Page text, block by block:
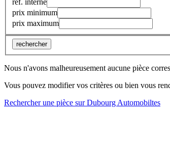
prix minimum
prix maximum
rechercher
Nous n'avons malheureusement aucune pièce
Vous pouvez modifier vos critères ou bien vous
Rechercher une pièce sur Dubourg Automobiltes